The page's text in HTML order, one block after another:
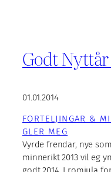
Godt Nyttår
01.01.2014
FORTELJINGAR &
GLER MEG
Vyrde frendar, nye
minnerikt 2013 vil eg